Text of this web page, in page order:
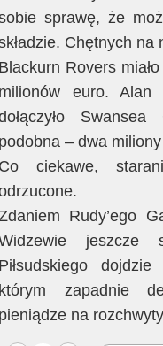
sprawę, że
Chętnych na
Blackurn Rovers
milionów euro.
podobna – dwa
Co ciekawe,
Rudy’ego
Piłsudskiego
którym zapadnie
pieniądze na